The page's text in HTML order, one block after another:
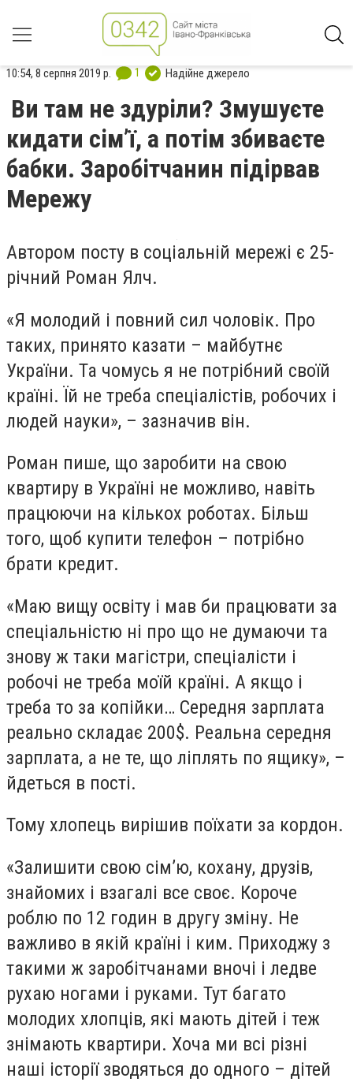
10:54, 8 серпня 2019 р. 1 Надійне джерело
Ви там не здуріли? Змушуєте
кидати сім’ї, а потім збиваєте
бабки. Заробітчанин підірвав
Мережу
Автором посту в соціальній мережі є 25-
річний Роман Ялч.
«Я молодий і повний сил чоловік. Про
таких, принято казати – майбутнє
України. Та чомусь я не потрібний своїй
країні. Їй не треба спеціалістів, робочих і
людей науки», – зазначив він.
Роман пише, що заробити на свою
квартиру в Україні не можливо, навіть
працюючи на кількох роботах. Більш
того, щоб купити телефон – потрібно
брати кредит.
«Маю вищу освіту і мав би працювати за
спеціальністю ні про що не думаючи та
знову ж таки магістри, спеціалісти і
робочі не треба моїй країні. А якщо і
треба то за копійки… Середня зарплата
реально складає 200$. Реальна середня
зарплата, а не те, що ліплять по ящику», –
йдеться в пості.
Тому хлопець вирішив поїхати за кордон.
«Залишити свою сім’ю, кохану, друзів,
знайомих і взагалі все своє. Короче
роблю по 12 годин в другу зміну. Не
важливо в якій країні і ким. Приходжу з
такими ж заробітчанами вночі і ледве
рухаю ногами і руками. Тут багато
молодих хлопців, які мають дітей і теж
знімають квартири. Хоча ми всі різні
наші історії зводяться до одного – дітей